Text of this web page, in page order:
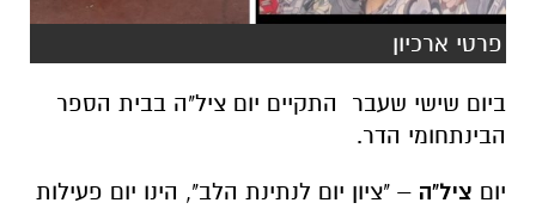
פרטי ארכיון
ביום שישי שעבר התקיים יום ציל"ה בבית הספר
הבינתחומי הדר.
יום ציל"ה – "ציון יום לנתינת הלב", הינו יום פעילות